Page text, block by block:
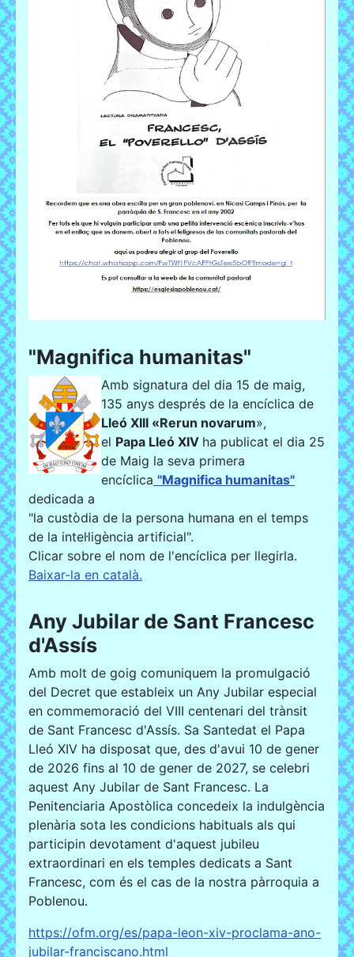
"Magnifica humanitas"
Amb signatura del dia 15 de maig,
135 anys després de la encíclica de
Lleó XIII «Rerun novarum»,
el Papa Lleó XIV ha publicat el dia 25
de Maig la seva primera
encíclica "Magnifica humanitas"
dedicada a
"la custòdia de la persona humana en el temps
de la intel·ligència artificial".
Clicar sobre el nom de l'encíclica per llegirla.
Baixar-la en català.
Any Jubilar de Sant Francesc
d'Assís
Amb molt de goig comuniquem la promulgació
del Decret que estableix un Any Jubilar especial
en commemoració del VIII centenari del trànsit
de Sant Francesc d'Assís. Sa Santedat el Papa
Lleó XIV ha disposat que, des d'avui 10 de gener
de 2026 fins al 10 de gener de 2027, se celebri
aquest Any Jubilar de Sant Francesc. La
Penitenciaria Apostòlica concedeix la indulgència
plenària sota les condicions habituals als qui
participin devotament d'aquest jubileu
extraordinari en els temples dedicats a Sant
Francesc, com és el cas de la nostra pàrroquia a
Poblenou.
https://ofm.org/es/papa-leon-xiv-proclama-ano-
jubilar-franciscano.html